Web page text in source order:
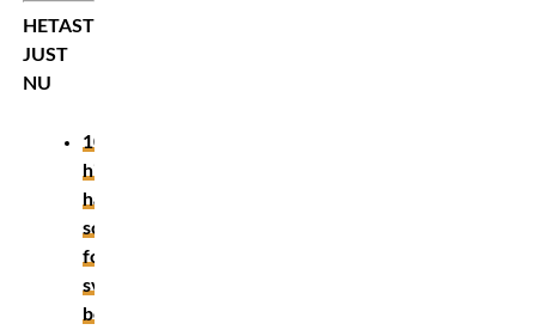
HETAST
JUST
NU
10
historiska
händelser
som
formade
svensk
boxning